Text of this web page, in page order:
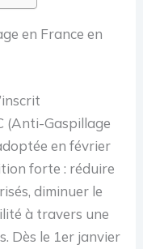
en France en
(Anti-Gaspillage
en février
forte : réduire
diminuer le
à travers une
Dès le 1er janvier